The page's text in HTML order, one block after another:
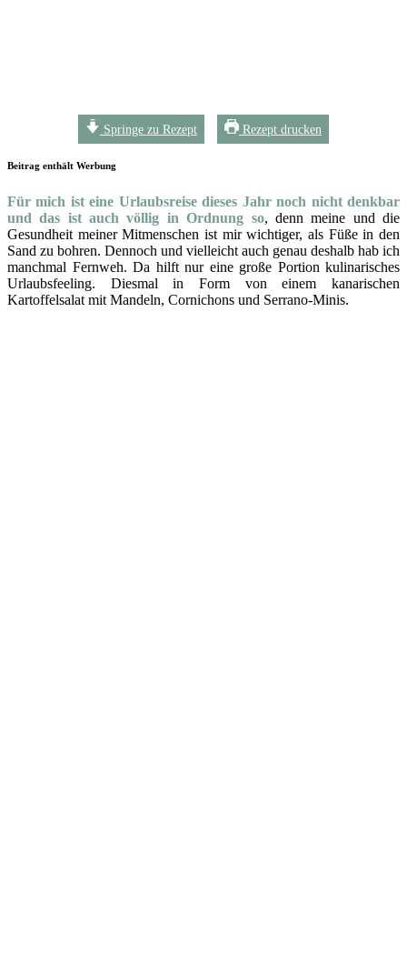
Springe zu Rezept Rezept drucken
Beitrag enthält Werbung
Für mich ist eine Urlaubsreise dieses Jahr noch nicht denkbar
und das ist auch völlig in Ordnung so, denn meine und die
Gesundheit meiner Mitmenschen ist mir wichtiger, als Füße in den
Sand zu bohren. Dennoch und vielleicht auch genau deshalb hab ich
manchmal Fernweh. Da hilft nur eine große Portion kulinarisches
Urlaubsfeeling. Diesmal in Form von einem kanarischen
Kartoffelsalat mit Mandeln, Cornichons und Serrano-Minis.